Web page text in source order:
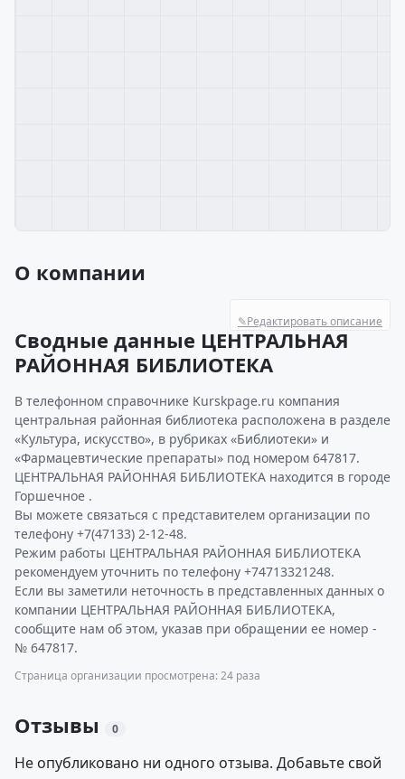
О компании
✎Редактировать описание
Сводные данные ЦЕНТРАЛЬНАЯ
РАЙОННАЯ БИБЛИОТЕКА
В телефонном справочнике Kurskpage.ru компания
центральная районная библиотека расположена в разделе
«Культура, искусство», в рубриках «Библиотеки» и
«Фармацевтические препараты» под номером 647817.
ЦЕНТРАЛЬНАЯ РАЙОННАЯ БИБЛИОТЕКА находится в городе
Горшечное .
Вы можете связаться с представителем организации по
телефону +7(47133) 2-12-48.
Режим работы ЦЕНТРАЛЬНАЯ РАЙОННАЯ БИБЛИОТЕКА
рекомендуем уточнить по телефону +74713321248.
Если вы заметили неточность в представленных данных о
компании ЦЕНТРАЛЬНАЯ РАЙОННАЯ БИБЛИОТЕКА,
сообщите нам об этом, указав при обращении ее номер -
№ 647817.
Страница организации просмотрена: 24 раза
Отзывы 0
Не опубликовано ни одного отзыва. Добавьте свой